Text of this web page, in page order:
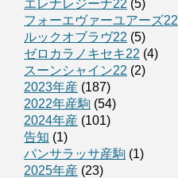
エレナレジーナ22 (5)
フォーエヴァーユアーズ22
ルックオブラヴ22 (5)
ゼロカラノキセキ22 (4)
スーンシャイン22 (2)
2023年産 (187)
2022年産駒 (54)
2024年産 (101)
告知 (1)
パンサラッサ産駒 (1)
2025年産 (23)